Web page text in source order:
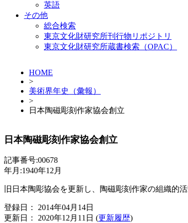
英語
その他
総合検索
東京文化財研究所刊行物リポジトリ
東京文化財研究所蔵書検索（OPAC）
HOME
>
美術界年史（彙報）
>
日本陶磁彫刻作家協会創立
日本陶磁彫刻作家協会創立
記事番号:00678
年月:1940年12月
旧日本陶彫協会を更新し、陶磁彫刻作家の組織的
登録日： 2014年04月14日
更新日： 2020年12月11日 (更新履歴)